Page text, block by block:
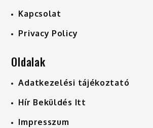
Kapcsolat
Privacy Policy
Oldalak
Adatkezelési tájékoztató
Hír Beküldés Itt
Impresszum